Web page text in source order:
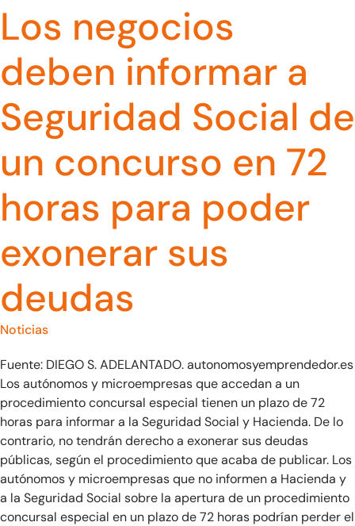
Los negocios
deben informar a
Seguridad Social de
un concurso en 72
horas para poder
exonerar sus
deudas
Noticias
Fuente: DIEGO S. ADELANTADO. autonomosyemprendedor.es
Los autónomos y microempresas que accedan a un
procedimiento concursal especial tienen un plazo de 72
horas para informar a la Seguridad Social y Hacienda. De lo
contrario, no tendrán derecho a exonerar sus deudas
públicas, según el procedimiento que acaba de publicar. Los
autónomos y microempresas que no informen a Hacienda y
a la Seguridad Social sobre la apertura de un procedimiento
concursal especial en un plazo de 72 horas podrían perder el